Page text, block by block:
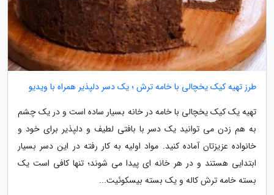
طرز تهیه کیک یخچالی با خامه ترش ؛ یک دسر دلپذیر همراه با ویدیو
تهیه یک کیک یخچالی با خامه در خانه بسیار ساده است و در یک چشم
به هم زدن می توانید یک دسر با بافتی لطیف و دلپذیر برای خود و
خانواده عزیزتان آماده کنید. مواد اولیه به کار رفته در این دسر بسیار
ابتدایی هستند و در هر خانه ای پیدا می شوند؛ تنها کافی است یک
بسته خامه ترش کاله و یک بسته بیسکوئیت...